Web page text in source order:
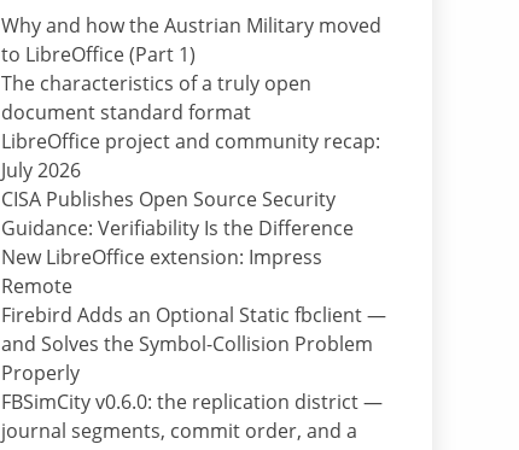
Why and how the Austrian Military moved
to LibreOffice (Part 1)
The characteristics of a truly open
document standard format
LibreOffice project and community recap:
July 2026
CISA Publishes Open Source Security
Guidance: Verifiability Is the Difference
New LibreOffice extension: Impress
Remote
Firebird Adds an Optional Static fbclient —
and Solves the Symbol-Collision Problem
Properly
FBSimCity v0.6.0: the replication district —
journal segments, commit order, and a